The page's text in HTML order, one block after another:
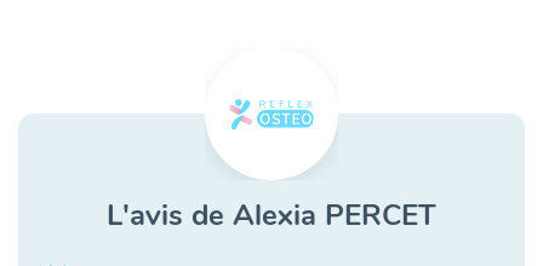
L'avis de Alexia PERCET